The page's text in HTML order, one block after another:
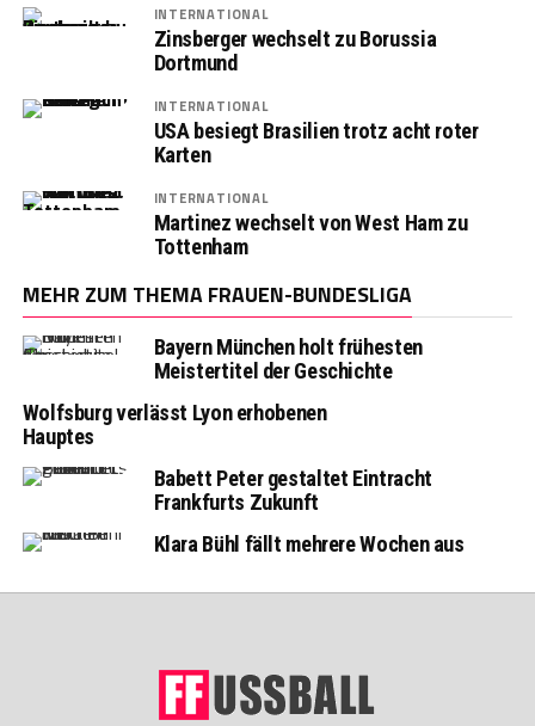
INTERNATIONAL
Zinsberger wechselt zu Borussia
Dortmund
INTERNATIONAL
USA besiegt Brasilien trotz acht roter
Karten
INTERNATIONAL
Martinez wechselt von West Ham zu
Tottenham
MEHR ZUM THEMA FRAUEN-BUNDESLIGA
Bayern München holt frühesten
Meistertitel der Geschichte
Wolfsburg verlässt Lyon erhobenen
Hauptes
Babett Peter gestaltet Eintracht
Frankfurts Zukunft
Klara Bühl fällt mehrere Wochen aus